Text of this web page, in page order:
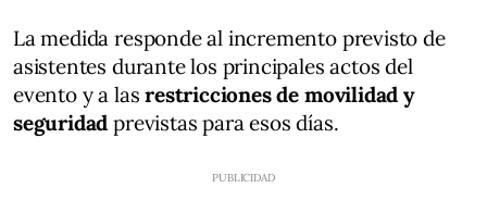
La medida responde al incremento previsto de
asistentes durante los principales actos del
evento y a lasrestricciones de movilidad y
seguridad previstas para esos días.